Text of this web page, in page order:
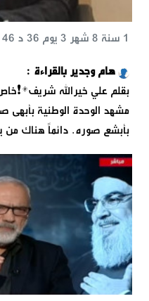
هام وجدير بالقراءة :
1 سنة 8 شهر 3 يوم 36 د 46 ث
بقلم علي خيرالله
مشهد الوحدة الوطنية بأبهى
بأبشع صوره. دائماً هناك من